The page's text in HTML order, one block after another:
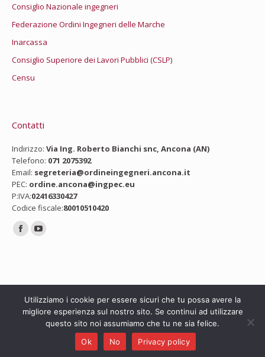
Consiglio Nazionale ingegneri
Federazione Ordini Ingegneri delle Marche
Inarcassa
Consiglio Superiore dei Lavori Pubblici (CSLP)
Censu
Contatti
Indirizzo: Via Ing. Roberto Bianchi snc, Ancona (AN)
Telefono: 071 2075392
Email: segreteria@ordineingegneri.ancona.it
PEC: ordine.ancona@ingpec.eu
P:IVA:02416330427
Codice fiscale:80010510420
Ci puoi trovare su:
Facebook
new
window
YouTube
new
window
Copyright © 2024 Ordine degli Ingegneri di Ancona
footer
Utilizziamo i cookie per essere sicuri che tu possa avere la
migliore esperienza sul nostro sito. Se continui ad utilizzare
questo sito noi assumiamo che tu ne sia felice.
Ok
No Privacy policy